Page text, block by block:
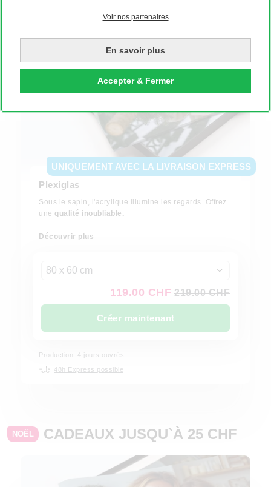
Voir nos partenaires
En savoir plus
Accepter & Fermer
UNIQUEMENT AVEC LA LIVRAISON EXPRESS
Plexiglas
Sous le sapin, l'acrylique illumine les regards. Offrez
une qualité inoubliable.
Découvrir plus
80 x 60 cm
119.00 CHF 219.00 CHF
Créer maintenant
Production: 4 jours ouvrés
48h Express possible
NOËL CADEAUX JUSQU`À 25 CHF